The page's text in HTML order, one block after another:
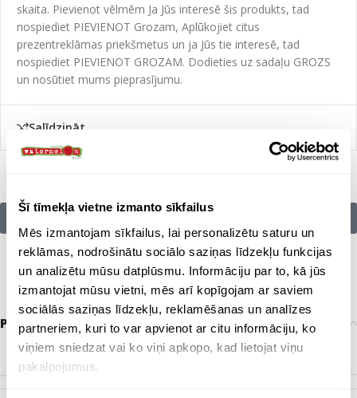
Šī tīmekļa vietne izmanto sīkfailus
Mēs izmantojam sīkfailus, lai personalizētu saturu un
reklāmas, nodrošinātu sociālo saziņas līdzekļu funkcijas
un analizētu mūsu datplūsmu. Informāciju par to, kā jūs
izmantojat mūsu vietni, mēs arī kopīgojam ar saviem
sociālās saziņas līdzekļu, reklamēšanas un analīzes
partneriem, kuri to var apvienot ar citu informāciju, ko
viņiem sniedzat vai ko viņi apkopo, kad lietojat viņu
pakalpojumus.
skaita. Pievienot vēlmēm Ja Jūs interesē šis produkts, tad
nospiediet PIEVIENOT Grozam, Aplūkojiet citus
prezentreklāmas priekšmetus un ja Jūs tie interesē, tad
nospiediet PIEVIENOT GROZAM. Dodieties uz sadaļu GROZS
un nosūtiet mums pieprasījumu.
Salīdzināt
Papildu informācija
KRĀSA